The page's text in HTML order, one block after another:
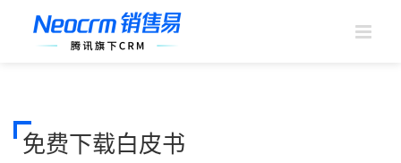
免费下载白皮书